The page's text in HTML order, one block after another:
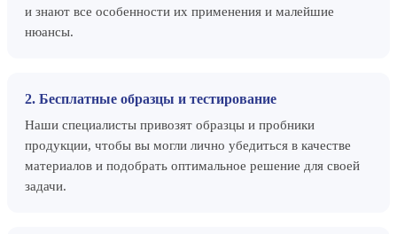
и знают все особенности их применения и малейшие
нюансы.
2. Бесплатные образцы и тестирование
Наши специалисты привозят образцы и пробники
продукции, чтобы вы могли лично убедиться в качестве
материалов и подобрать оптимальное решение для своей
задачи.